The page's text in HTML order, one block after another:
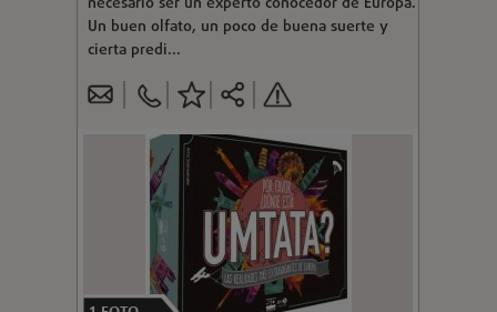
Un buen olfato, un poco de buena suerte y
cierta predi...